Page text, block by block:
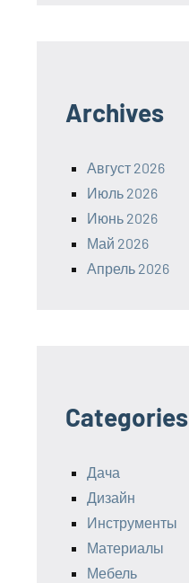
Archives
Август 2026
Июль 2026
Июнь 2026
Май 2026
Апрель 2026
Categories
Дача
Дизайн
Инструменты
Материалы
Мебель